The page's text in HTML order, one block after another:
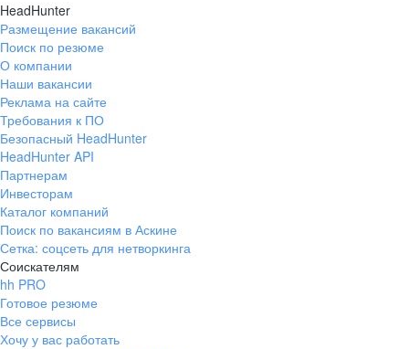
Екатеринбург
ул. Боевых Дружин, стр. 20,
+7 343 226-79-99
pr@ural.hh.ru
ул. Янковского, д. 169, 7 этаж,
706 каб.
+7 861 205-55-57
pr@krd.hh.ru
Владивосток
пер. Ланинский д. 4, офис 3.4
HeadHunter
Размещение вакансий
Поиск по резюме
О компании
Наши вакансии
Реклама на сайте
Требования к ПО
Безопасный HeadHunter
HeadHunter API
Партнерам
Инвесторам
Каталог компаний
Поиск по вакансиям в Аскине
Сетка: соцсеть для нетворкинга
Соискателям
hh PRO
Готовое резюме
Все сервисы
Хочу у вас работать